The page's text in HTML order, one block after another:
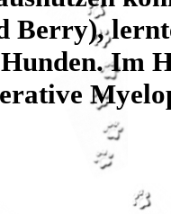
Berry),
Im